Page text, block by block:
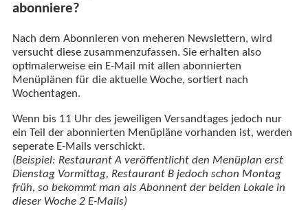
abonniere?
Nach dem Abonnieren von meheren Newslettern, wird
versucht diese zusammenzufassen. Sie erhalten also
optimalerweise ein E-Mail mit allen abonnierten
Menüplänen für die aktuelle Woche, sortiert nach
Wochentagen.
Wenn bis 11 Uhr des jeweiligen Versandtages jedoch nur
ein Teil der abonnierten Menüpläne vorhanden ist, werden
seperate E-Mails verschickt.
(Beispiel: Restaurant A veröffentlicht den Menüplan erst
Dienstag Vormittag, Restaurant B jedoch schon Montag
früh, so bekommt man als Abonnent der beiden Lokale in
dieser Woche 2 E-Mails)